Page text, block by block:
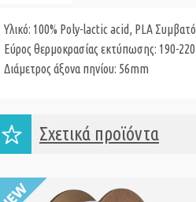
Υλικό: 100% Poly-lactic acid, PLA
Εύρος θερμοκρασίας εκτύπωσης: 190-
Διάμετρος άξονα πηνίου: 56mm
Σχετικά προϊόντα